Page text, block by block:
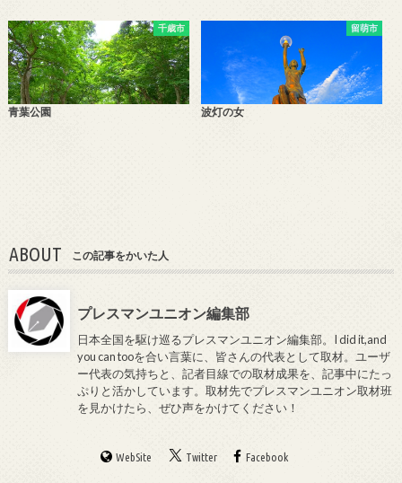
千歳市
青葉公園
留萌市
波灯の女
ABOUT この記事をかいた人
プレスマンユニオン編集部
日本全国を駆け巡るプレスマンユニオン編集部。I did it,and
you can tooを合い言葉に、皆さんの代表として取材。ユーザ
ー代表の気持ちと、記者目線での取材成果を、記事中にたっ
ぷりと活かしています。取材先でプレスマンユニオン取材班
を見かけたら、ぜひ声をかけてください！
WebSite Twitter Facebook